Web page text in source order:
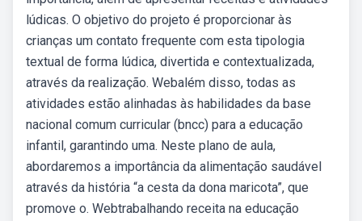
lúdicas. O objetivo do projeto é proporcionar às
crianças um contato frequente com esta tipologia
textual de forma lúdica, divertida e contextualizada,
através da realização. Webalém disso, todas as
atividades estão alinhadas às habilidades da base
nacional comum curricular (bncc) para a educação
infantil, garantindo uma. Neste plano de aula,
abordaremos a importância da alimentação saudável
através da história “a cesta da dona maricota”, que
promove o. Webtrabalhando receita na educação